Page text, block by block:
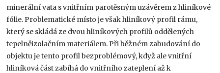
minerální vata s vnitřním parotěsným uzávěrem z hliníkové
fólie. Problematické místo je však hliníkový profil rámu,
který se skládá ze dvou hliníkových profilů oddělených
tepelněizolačním materiálem. Při běžném zabudování do
objektu je tento profil bezproblémový, když ale vnitřní
hliníková část zabíhá do vnitřního zateplení až k